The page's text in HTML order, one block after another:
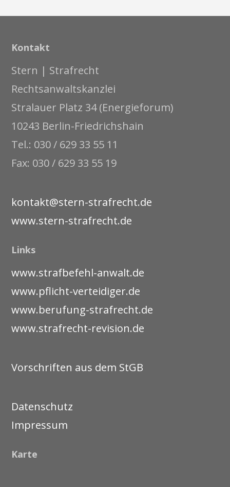
Kontakt
Stern | Strafrecht
Rechtsanwaltskanzlei
Stralauer Platz 34 (Energieforum)
10243 Berlin-Friedrichshain
Tel.: 030 / 629 33 55 11
Fax: 030 / 629 33 55 19
kontakt@stern-strafrecht.de
www.stern-strafrecht.de
Links
www.strafbefehl-anwalt.de
www.pflicht-verteidiger.de
www.berufung-strafrecht.de
www.strafrecht-revision.de
Vorschriften aus dem StGB
Datenschutz
Impressum
Karte